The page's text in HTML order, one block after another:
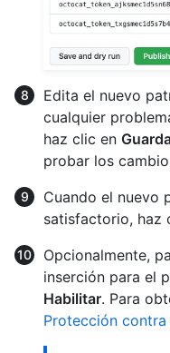
Edita el nuevo
cualquier
haz clic en
probar los
Cuando el nuevo
satisfactorio, haz
Opcionalmente,
inserción para el
Habilitar. Para
Protección